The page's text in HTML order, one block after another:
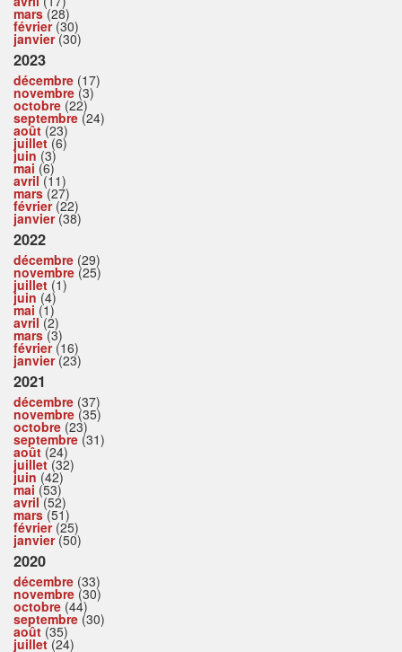
mars(28)
février(30)
janvier(30)
2023
décembre (17)
novembre (3)
octobre (22)
septembre (24)
août (23)
juillet(6)
juin (3)
mai (6)
avril(11)
mars(27)
février(22)
janvier(38)
2022
décembre (29)
novembre (25)
juillet (1)
juin (4)
mai (1)
avril(2)
mars(3)
février(16)
janvier(23)
2021
décembre (37)
novembre (35)
octobre (23)
septembre (31)
août (24)
juillet(32)
juin (42)
mai (53)
avril(52)
mars(51)
février(25)
janvier(50)
2020
décembre (33)
novembre (30)
octobre (44)
septembre (30)
août (35)
juillet(24)